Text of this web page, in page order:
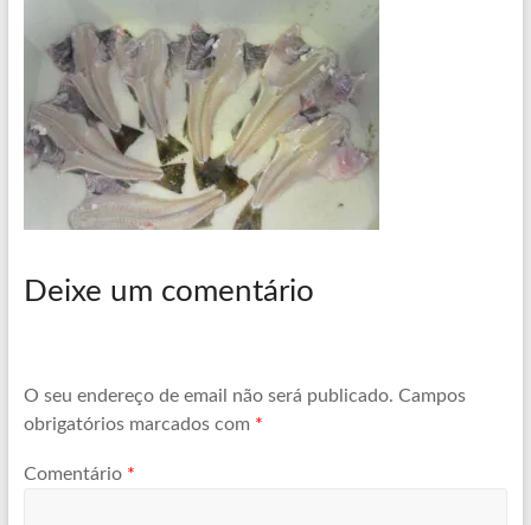
Deixe um comentário
O seu endereço de email não será publicado. Campos
obrigatórios marcados com *
Comentário *